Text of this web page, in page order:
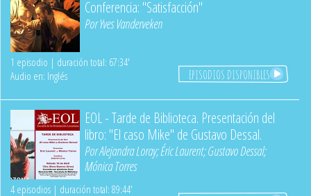
Conferencia: "Satisfacción"
PorYves Vanderveken
1 episodio | duración total: 67:34'
Audio en: Inglés
EPISODIOS DISPONIBLES
EOL - Tarde de Biblioteca. Presentación del
libro: "El caso Mike" de Gustavo Dessal.
PorAlejandra Loray;Éric Laurent;Gustavo Dessal;
Mónica Torres
4 episodios | duración total: 89:44'